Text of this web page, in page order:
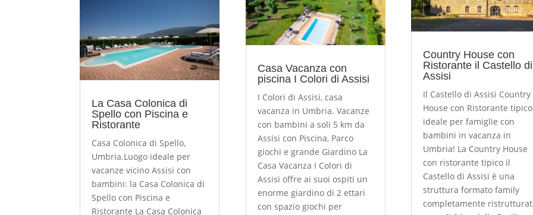
La Casa Colonica di
Spello con Piscina e
Ristorante
Casa Colonica di Spello,
Umbria.Luogo ideale per
vacanze vicino Assisi con
bambini: la Casa Colonica di
Spello con Piscina e
Ristorante La Casa Colonica
Casa Vacanza con
piscina I Colori di Assisi
I Colori di Assisi, casa
vacanza in Umbria. Vacanze
con bambini a soli 5 km da
Assisi con Piscina, Parco
giochi e grande Giardino La
Casa Vacanza I Colori di
Assisi offre ai suoi ospiti un
enorme giardino di 2 ettari
con spazio giochi per
Country House con
Ristorante il Castello di
Assisi
Il Castello di Assisi Country
House con Ristorante tipico
ideale per famiglie con
bambini in vacanza in
Umbria! La Country House
con ristorante tipico il
Castello di Assisi è una
struttura formato family
completamente